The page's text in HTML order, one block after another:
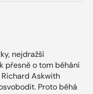
nejdražší
přesně o tom běhání
Askwith
Proto běhá